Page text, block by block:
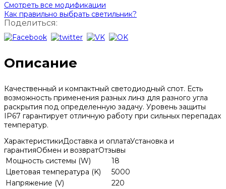
Смотреть все модификации
Как правильно выбрать светильник?
Поделиться:
Описание
Качественный и компактный светодиодный спот. Есть
возможность применения разных линз для разного угла
раскрытия под определенную задачу. Уровень защиты
IP67 гарантирует отличную работу при сильных перепадах
температур.
ХарактеристикиДоставка и оплатаУстановка и
гарантияОбмен и возвратОтзывы
Мощность системы (W)
18
Цветовая температура (K)
5000
Напряжение (V)
220